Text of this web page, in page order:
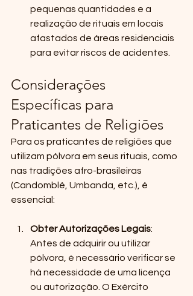
pequenas quantidades e a
realização de rituais em locais
afastados de áreas residenciais
para evitar riscos de acidentes.
Considerações
Específicas para
Praticantes de Religiões
Para os praticantes de religiões que
utilizam pólvora em seus rituais, como
nas tradições afro-brasileiras
(Candomblé, Umbanda, etc.), é
essencial:
Obter Autorizações Legais:
Antes de adquirir ou utilizar
pólvora, é necessário verificar se
há necessidade de uma licença
ou autorização. O Exército